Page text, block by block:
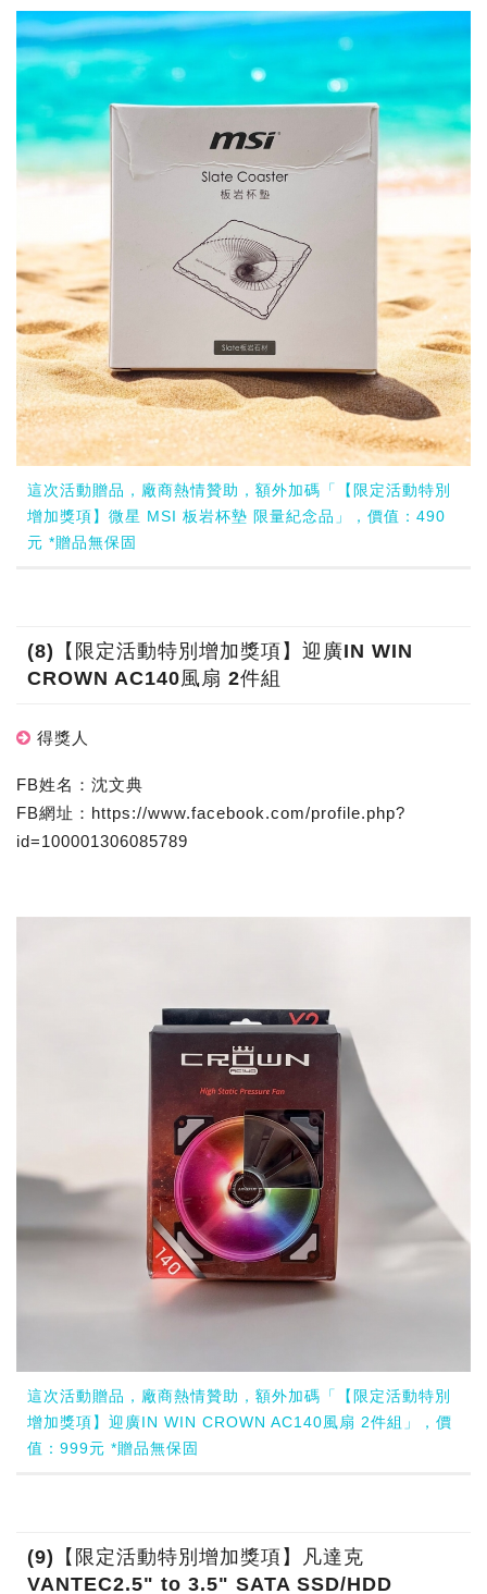
這次活動贈品，廠商熱情贊助，額外加碼「【限定活動特別
增加獎項】微星 MSI 板岩杯墊 限量紀念品」，價值：490
元 *贈品無保固
(8)【限定活動特別增加獎項】迎廣IN WIN
CROWN AC140風扇 2件組
得獎人
FB姓名：沈文典
FB網址：https://www.facebook.com/profile.php?
id=100001306085789
這次活動贈品，廠商熱情贊助，額外加碼「【限定活動特別
增加獎項】迎廣IN WIN CROWN AC140風扇 2件組」，價
值：999元 *贈品無保固
(9)【限定活動特別增加獎項】凡達克
VANTEC2.5" to 3.5" SATA SSD/HDD